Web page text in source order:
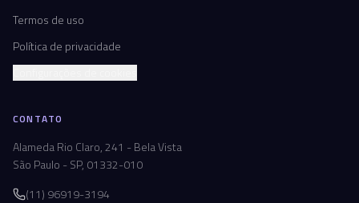
Termos de uso
Política de privacidade
CONTATO
Alameda Rio Claro, 241 - Bela Vista
São Paulo - SP, 01332-010
(11) 96919-3194